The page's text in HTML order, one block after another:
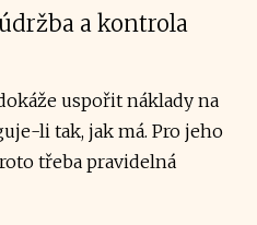
a kontrola
uspořit náklady na
li tak, jak má. Pro jeho
třeba pravidelná